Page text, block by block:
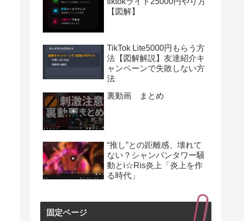
【図解】
TikTok Lite5000円もらう方
法【図解解説】友達紹介キ
ャンペーンで失敗しない方
法
裏動画 まとめ
“推し”との距離感、壊れて
ない？シャンパンタワー騒
動とi☆Ris炎上「炎上を作
る時代」
固定ページ